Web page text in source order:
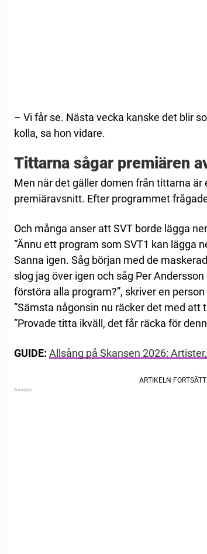
– Vi får se. Nästa vecka kanske det blir
kolla, sa hon vidare.
Tittarna sågar premiären
Men när det gäller domen från tittarna
premiäravsnitt. Efter programmet
Och många anser att SVT borde lägga
”Ännu ett program som SVT1 kan lägga
Sanna igen. Såg början med de
slog jag över igen och såg Per
förstöra alla program?”, skriver en
”Sämsta någonsin nu räcker det med att
”Provade titta ikväll, det får räcka för
GUIDE: Allsång på Skansen 2026: